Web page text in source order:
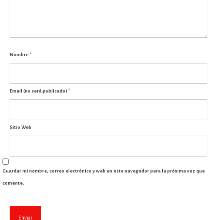
Nombre*
Email (no será publicado) *
Sitio Web
Guardar mi nombre, correo electrónico y web en este navegador para la próxima vez que
comente.